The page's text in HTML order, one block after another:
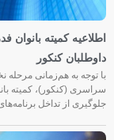
اطلاعیه کمیته
داوطلبان کنکور
با توجه به هم‌زمانی مرحله
سراسری (کنکور)، کمیته
جلوگیری از تداخل برنامه‌های